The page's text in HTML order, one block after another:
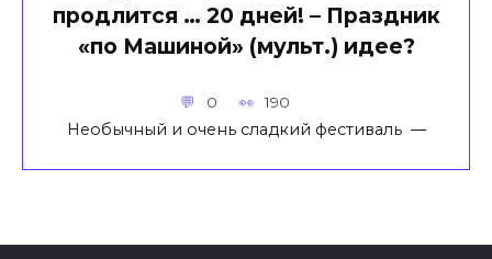
продлится … 20 дней! – Праздник
«по Машиной» (мульт.) идее?
0 190
Необычный и очень сладкий фестиваль —